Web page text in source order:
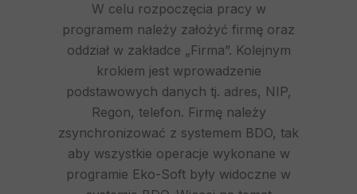
W celu rozpoczęcia pracy w
programem należy założyć firmę oraz
oddział w zakładce „Firma”. Kolejnym
krokiem jest wprowadzenie
podstawowych danych tj. adres, NIP,
Regon, telefon. Firmę należy
zsynchronizować z systemem BDO, tak
aby wszystkie operacje wykonane w
programie Eko-Soft były widoczne w